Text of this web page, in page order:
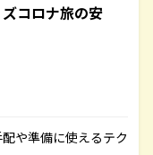
コロナ旅の安
や準備に使えるテク